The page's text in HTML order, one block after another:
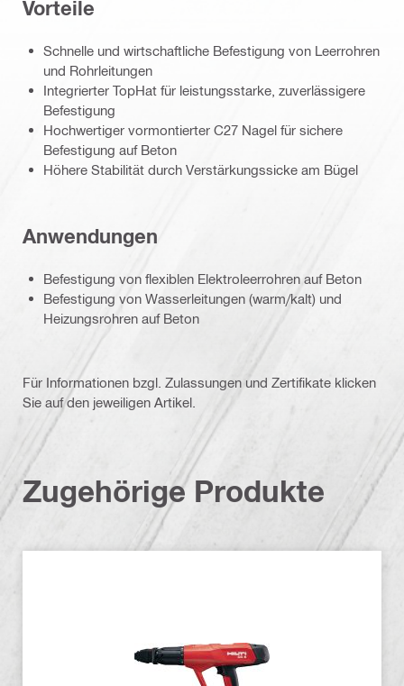
Vorteile
Schnelle und wirtschaftliche Befestigung von Leerrohren
und Rohrleitungen
Integrierter TopHat für leistungsstarke, zuverlässigere
Befestigung
Hochwertiger vormontierter C27 Nagel für sichere
Befestigung auf Beton
Höhere Stabilität durch Verstärkungssicke am Bügel
Anwendungen
Befestigung von flexiblen Elektroleerrohren auf Beton
Befestigung von Wasserleitungen (warm/kalt) und
Heizungsrohren auf Beton
Für Informationen bzgl. Zulassungen und Zertifikate klicken
Sie auf den jeweiligen Artikel.
Zugehörige Produkte